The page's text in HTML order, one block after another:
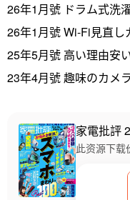
26年1月號 ドラム式洗
26年1月號 Wi-Fi見直し
25年5月號 高い理由安
23年4月號 趣味のカメ
家電批評
此资源下载